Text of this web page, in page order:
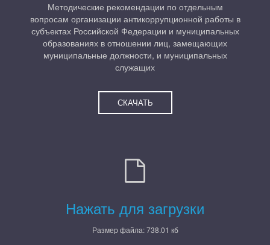
Методические рекомендации по отдельным
вопросам организации антикоррупционной работы в
субъектах Российской Федерации и муниципальных
образованиях в отношении лиц, замещающих
муниципальные должности, и муниципальных
служащих
СКАЧАТЬ
Нажать для загрузки
Размер файла: 738.01 кб